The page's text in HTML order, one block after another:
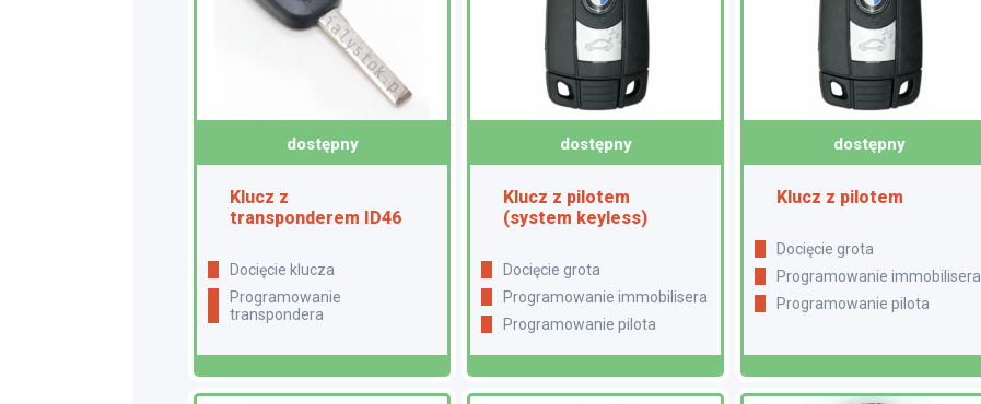
dostępny
Klucz z
transponderem ID46
docięcie klucza
programowanie
transpondera
dostępny
Klucz z pilotem
(system keyless)
Docięcie grota
Programowanie immobilisera
Programowanie pilota
dostępny
Klucz z pilotem
Docięcie grota
Programowanie immobilisera
Programowanie pilota